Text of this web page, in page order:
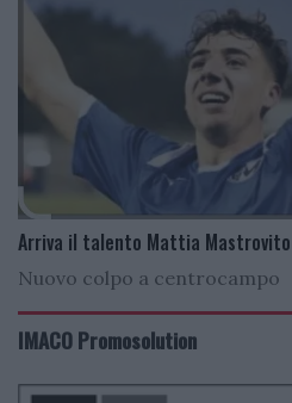
Arriva il talento Mattia Mastrovito
Nuovo colpo a centrocampo
IMACO Promosolution